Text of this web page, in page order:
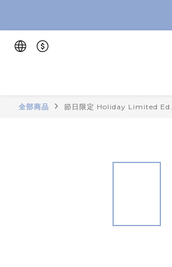
全部商品 節日限定 Holiday Limited Ed.